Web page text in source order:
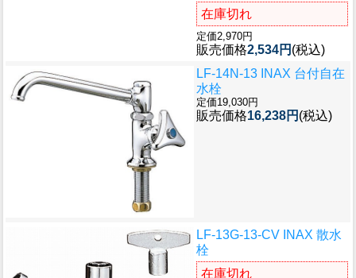
在庫切れ
定価2,970円
販売価格2,534円 (税込)
LF-14N-13 INAX 台付自在
水栓
定価19,030円
販売価格16,238円 (税込)
LF-13G-13-CV INAX 散水
栓
在庫切れ